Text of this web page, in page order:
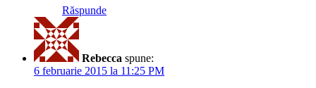
Răspunde
Rebecca spune:
6 februarie 2015 la 11:25 PM